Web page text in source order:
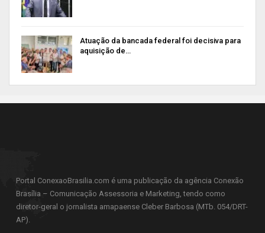
Atuação da bancada federal foi decisiva para
aquisição de…
Portal ConexaoBrasilia.com é uma publicação da agência Conexão
Brasília – Comunicação Assessoria e Marketing, tendo como
diretor-geral o jornalista amapaense Cleber Barbosa (MTb. 054/DRT-
AP).